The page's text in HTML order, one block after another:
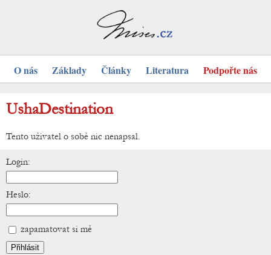
O nás Základy Články Literatura Podpořte nás
UshaDestination
Tento uživatel o sobě nic nenapsal.
Login:
Heslo:
zapamatovat si mě